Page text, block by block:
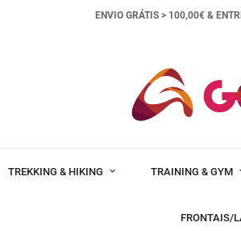
ENVIO GRÁTIS > 100,00€ &
TREKKING & HIKING TRAINING & GYM
FRONTAIS/